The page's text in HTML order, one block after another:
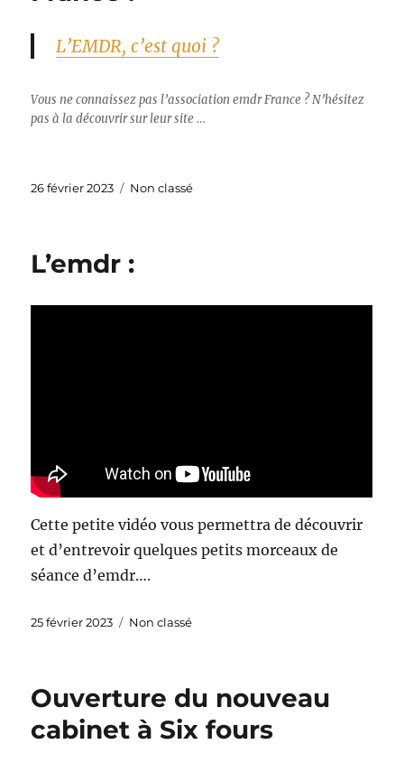
L’EMDR, c’est quoi ?
Vous ne connaissez pas l’association emdr France ? N’hésitez
pas à la découvrir sur leur site …
Publié
26 février 2023 Catégories
Non classé
L’emdr :
Cette petite vidéo vous permettra de découvrir
et d’entrevoir quelques petits morceaux de
séance d’emdr….
Publié
25 février 2023 Catégories
Non classé
Ouverture du nouveau
cabinet à Six fours